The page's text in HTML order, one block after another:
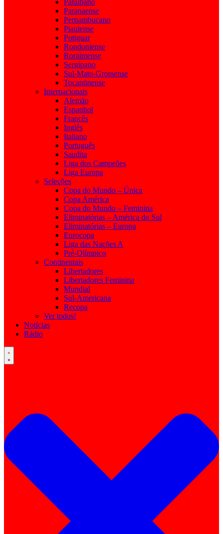
Paranaense
Pernambucano
Piauiense
Potiguar
Rondoniense
Roraimense
Sergipano
Sul-Mato-Grossense
Tocantinense
Internacionais
Alemão
Espanhol
Francês
Inglês
Italiano
Português
Saudita
Liga dos Campeões
Liga Europa
Seleções
Copa do Mundo – Única
Copa América
Copa do Mundo – Feminina
Eliminatórias – América do Sul
Eliminatórias – Europa
Eurocopa
Liga das Nações A
Pré-Olímpico
Continentais
Libertadores
Libertadores Feminina
Mundial
Sul-Americana
Recopa
Ver todos!
Notícias
Rádio